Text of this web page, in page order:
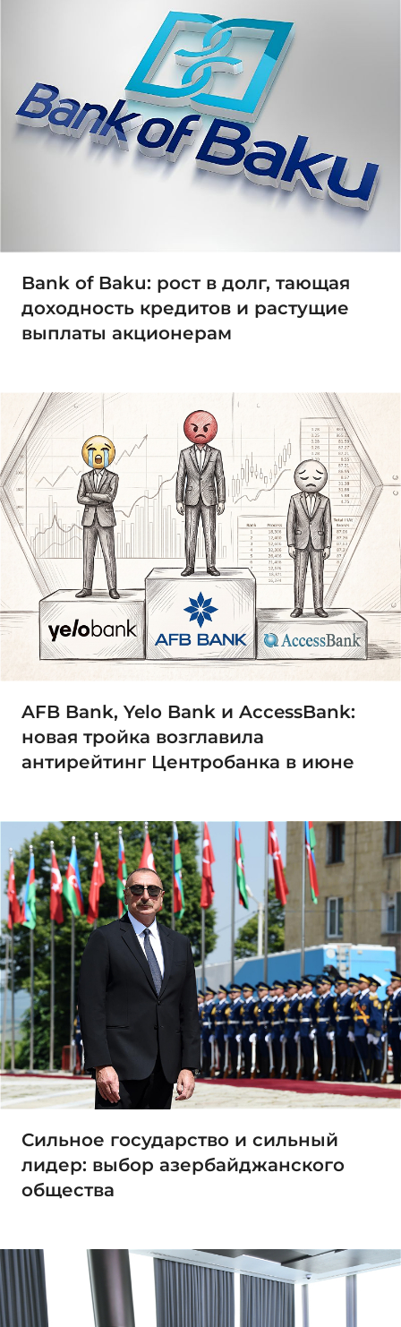
Bank of Baku: рост в долг, тающая
доходность кредитов и растущие
выплаты акционерам
AFB Bank, Yelo Bank и AccessBank:
новая тройка возглавила
антирейтинг Центробанка в июне
Сильное государство и сильный
лидер: выбор азербайджанского
общества